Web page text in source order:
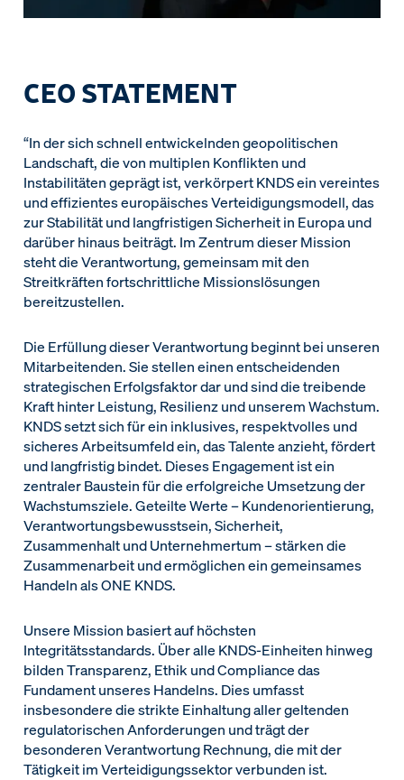
CEO STATEMENT
“In der sich schnell entwickelnden geopolitischen
Landschaft, die von multiplen Konflikten und
Instabilitäten geprägt ist, verkörpert KNDS ein vereintes
und effizientes europäisches Verteidigungsmodell, das
zur Stabilität und langfristigen Sicherheit in Europa und
darüber hinaus beiträgt. Im Zentrum dieser Mission
steht die Verantwortung, gemeinsam mit den
Streitkräften fortschrittliche Missionslösungen
bereitzustellen.
Die Erfüllung dieser Verantwortung beginnt bei unseren
Mitarbeitenden. Sie stellen einen entscheidenden
strategischen Erfolgsfaktor dar und sind die treibende
Kraft hinter Leistung, Resilienz und unserem Wachstum.
KNDS setzt sich für ein inklusives, respektvolles und
sicheres Arbeitsumfeld ein, das Talente anzieht, fördert
und langfristig bindet. Dieses Engagement ist ein
zentraler Baustein für die erfolgreiche Umsetzung der
Wachstumsziele. Geteilte Werte – Kundenorientierung,
Verantwortungsbewusstsein, Sicherheit,
Zusammenhalt und Unternehmertum – stärken die
Zusammenarbeit und ermöglichen ein gemeinsames
Handeln als ONE KNDS.
Unsere Mission basiert auf höchsten
Integritätsstandards. Über alle KNDS-Einheiten hinweg
bilden Transparenz, Ethik und Compliance das
Fundament unseres Handelns. Dies umfasst
insbesondere die strikte Einhaltung aller geltenden
regulatorischen Anforderungen und trägt der
besonderen Verantwortung Rechnung, die mit der
Tätigkeit im Verteidigungssektor verbunden ist.